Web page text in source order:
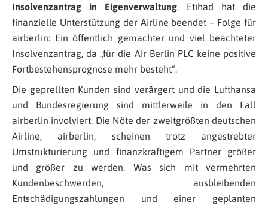
Insolvenzantrag in Eigenverwaltung. Etihad hat die
finanzielle Unterstützung der Airline beendet – Folge für
airberlin: Ein öffentlich gemachter und viel beachteter
Insolvenzantrag, da „für die Air Berlin PLC keine positive
Fortbestehensprognose mehr besteht“.
Die geprellten Kunden sind verärgert und die Lufthansa
und Bundesregierung sind mittlerweile in den Fall
airberlin involviert. Die Nöte der zweitgrößten deutschen
Airline, airberlin, scheinen trotz angestrebter
Umstrukturierung und finanzkräftigem Partner größer
und größer zu werden. Was sich mit vermehrten
Kundenbeschwerden, ausbleibenden
Entschädigungszahlungen und einer geplanten